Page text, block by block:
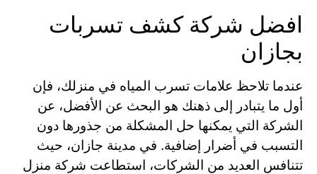
افضل شركة كشف تسربات
بجازان
عندما تلاحظ علامات تسرب المياه في منزلك، فإن
أول ما يتبادر إلى ذهنك هو البحث عن الأفضل، عن
الشركة التي يمكنها حل المشكلة من جذورها دون
التسبب في أضرار إضافية. في مدينة جازان، حيث
تتنافس العديد من الشركات، استطاعت شركة منزل